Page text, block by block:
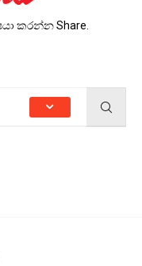
කරන්න Share.